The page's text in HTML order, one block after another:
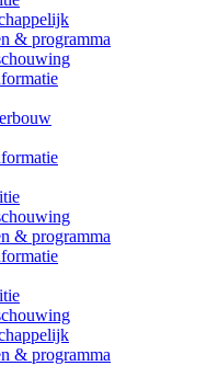
& programma
& programma
& programma